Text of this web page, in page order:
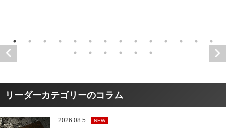
リーダーカテゴリーのコラム
2026.08.5 NEW